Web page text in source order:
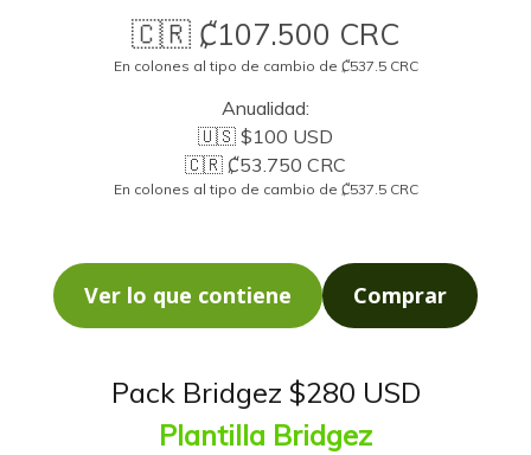
🇨🇷 ₡107.500 CRC
En colones al tipo de cambio de ₡537.5 CRC
Anualidad:
🇺🇸 $100 USD
🇨🇷 ₡53.750 CRC
En colones al tipo de cambio de ₡537.5 CRC
Ver lo que contiene Comprar
Pack Bridgez $280 USD
Plantilla Bridgez